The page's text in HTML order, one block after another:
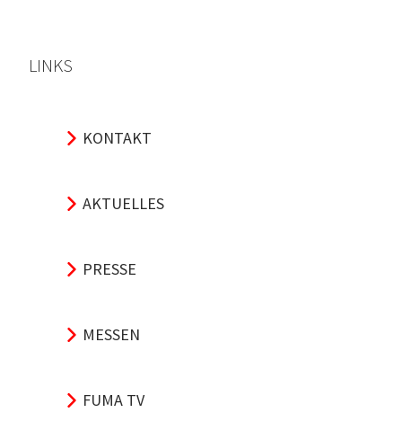
LINKS
KONTAKT
AKTUELLES
PRESSE
MESSEN
FUMA TV